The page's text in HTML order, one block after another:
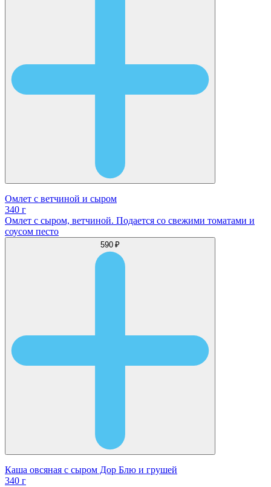
Омлет с ветчиной и сыром
340 г
Омлет с сыром, ветчиной. Подается со свежими томатами и
соусом песто
590 ₽
Каша овсяная с сыром Дор Блю и грушей
340 г